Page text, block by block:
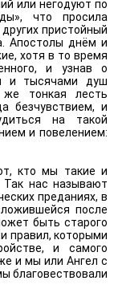
или негодуют по
что просила
пристойный
Апостолы днём и
хотя в то время
и узнав о
и тысячами душ
тонкая лесть
безчувствием, и
на такой
и повелением:
кто мы такие и
Так нас называют
преданиях, в
после
быть старого
правил, которыми
и самого
и мы или Ангел с
благовествовали